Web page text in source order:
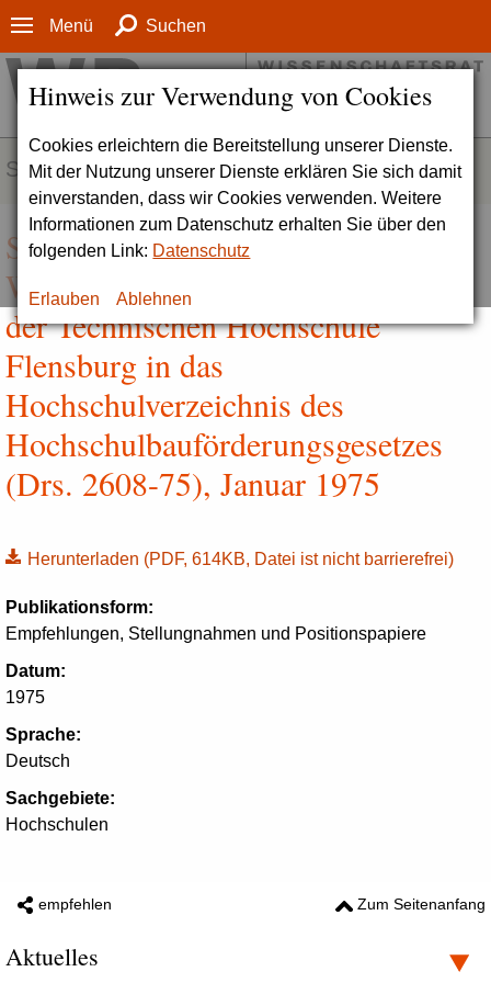
Hinweis zur Verwendung von Cookies
Cookies erleichtern die Bereitstellung unserer Dienste.
Mit der Nutzung unserer Dienste erklären Sie sich damit
einverstanden, dass wir Cookies verwenden. Weitere
Informationen zum Datenschutz erhalten Sie über den
folgenden Link: Datenschutz
Erlauben Ablehnen
Menü Suchen
SERVICE
Stellungnahme des
Wissenschaftsrates zur Aufnahme
der Technischen Hochschule
Flensburg in das
Hochschulverzeichnis des
Hochschulbauförderungsgesetzes
(Drs. 2608-75), Januar 1975
Herunterladen (PDF, 614KB, Datei ist nicht barrierefrei)
Publikationsform:
Empfehlungen, Stellungnahmen und Positionspapiere
Datum:
1975
Sprache:
Deutsch
Sachgebiete:
Hochschulen
empfehlen Zum Seitenanfang
Aktuelles